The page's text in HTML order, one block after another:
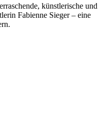
künstlerische und
Fabienne Sieger – eine